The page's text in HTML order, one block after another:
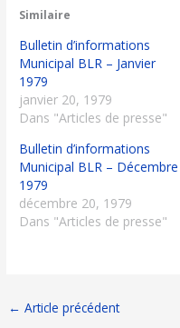
Similaire
Bulletin d’informations
Municipal BLR – Janvier
1979
janvier 20, 1979
Dans "Articles de presse"
Bulletin d’informations
Municipal BLR – Décembre
1979
décembre 20, 1979
Dans "Articles de presse"
← Article précédent